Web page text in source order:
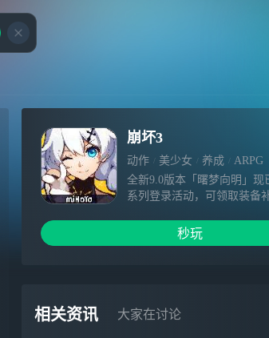
崩坏3
动作 美少女 养成
ARPG
全新9.0版本「曙梦向明」现
系列登录活动，可领取装备
娜狄雅 全新S级协同者「希
参与本期协同补给前60次抽
主线第二部终章「从此，拥
参与主线可获得寻梦纪念册
秒玩
相关资讯 大家在讨论